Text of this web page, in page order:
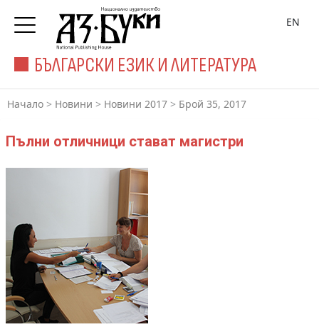
БЪЛГАРСКИ ЕЗИК И ЛИТЕРАТУРА
EN
Начало > Новини > Новини 2017 > Брой 35, 2017
Пълни отличници стават магистри